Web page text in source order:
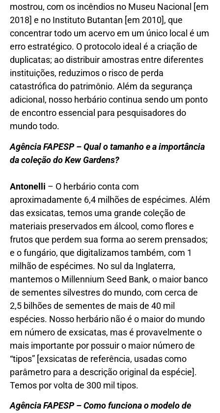
mostrou, com os incêndios no Museu Nacional [em
2018] e no Instituto Butantan [em 2010], que
concentrar todo um acervo em um único local é um
erro estratégico. O protocolo ideal é a criação de
duplicatas; ao distribuir amostras entre diferentes
instituições, reduzimos o risco de perda
catastrófica do patrimônio. Além da segurança
adicional, nosso herbário continua sendo um ponto
de encontro essencial para pesquisadores do
mundo todo.
Agência FAPESP – Qual o tamanho e a importância
da coleção do Kew Gardens?
Antonelli – O herbário conta com
aproximadamente 6,4 milhões de espécimes. Além
das exsicatas, temos uma grande coleção de
materiais preservados em álcool, como flores e
frutos que perdem sua forma ao serem prensados;
e o fungário, que digitalizamos também, com 1
milhão de espécimes. No sul da Inglaterra,
mantemos o Millennium Seed Bank, o maior banco
de sementes silvestres do mundo, com cerca de
2,5 bilhões de sementes de mais de 40 mil
espécies. Nosso herbário não é o maior do mundo
em número de exsicatas, mas é provavelmente o
mais importante por possuir o maior número de
“tipos” [exsicatas de referência, usadas como
parâmetro para a descrição original da espécie].
Temos por volta de 300 mil tipos.
Agência FAPESP – Como funciona o modelo de